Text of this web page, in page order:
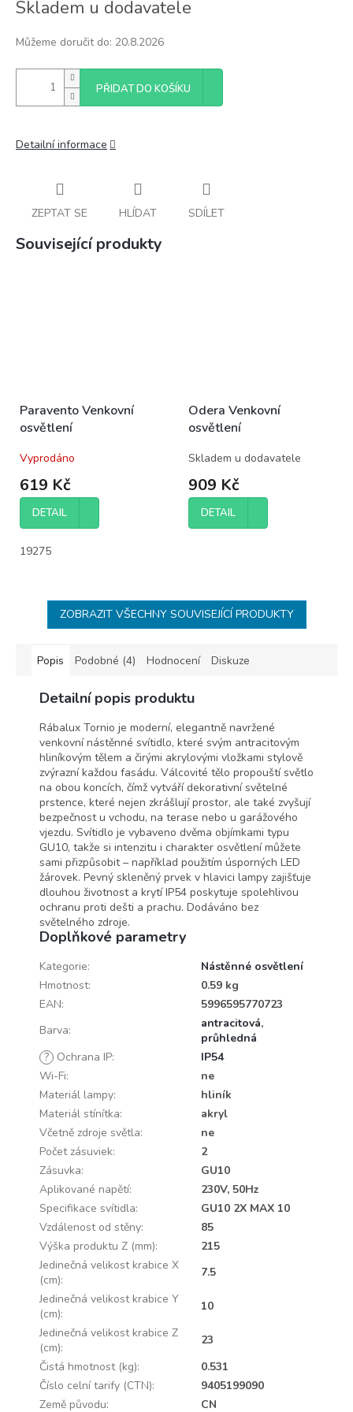
cena:
Skladem u dodavatele
Můžeme doručit do: 20.8.2026
PŘIDAT DO KOŠÍKU
Detailní informace
ZEPTAT SE HLÍDAT SDÍLET
Související produkty
Paravento Venkovní
osvětlení
Vyprodáno
619 Kč
DETAIL
19275
Odera Venkovní
osvětlení
Skladem u dodavatele
909 Kč
DETAIL
ZOBRAZIT VŠECHNY SOUVISEJÍCÍ PRODUKTY
Popis Podobné (4) Hodnocení Diskuze
Detailní popis produktu
Rábalux Tornio je moderní, elegantně navržené
venkovní nástěnné svítidlo, které svým antracitovým
hliníkovým tělem a čirými akrylovými vložkami stylově
zvýrazní každou fasádu. Válcovité tělo propouští světlo
na obou koncích, čímž vytváří dekorativní světelné
prstence, které nejen zkrášlují prostor, ale také zvyšují
bezpečnost u vchodu, na terase nebo u garážového
vjezdu. Svítidlo je vybaveno dvěma objímkami typu
GU10, takže si intenzitu i charakter osvětlení můžete
sami přizpůsobit – například použitím úsporných LED
žárovek. Pevný skleněný prvek v hlavici lampy zajišťuje
dlouhou životnost a krytí IP54 poskytuje spolehlivou
ochranu proti dešti a prachu. Dodáváno bez
světelného zdroje.
Doplňkové parametry
Kategorie:
Nástěnné osvětlení
Hmotnost:
0.59 kg
EAN:
5996595770723
Barva: antracitová,
průhledná
? Ochrana IP:
IP54
Wi-Fi:
ne
Materiál lampy:
hliník
Materiál stínítka:
akryl
Včetně zdroje světla:
ne
Počet zásuviek:
2
Zásuvka:
GU10
Aplikované napětí:
230V, 50Hz
Specifikace svítidla:
GU10 2X MAX 10
Vzdálenost od stěny:
85
Výška produktu Z (mm):
215
Jedinečná velikost krabice X
(cm):
7.5
Jedinečná velikost krabice Y
(cm):
10
Jedinečná velikost krabice Z
(cm):
23
Čistá hmotnost (kg):
0.531
Číslo celní tarify (CTN):
9405199090
Země původu: CN